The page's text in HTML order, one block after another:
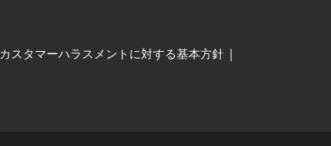
カスタマーハラスメントに対する基本方針